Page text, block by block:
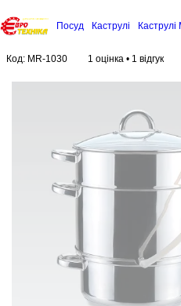
Посуд Каструлі Каструлі
Код: MR-1030 1 оцінка • 1 відгук